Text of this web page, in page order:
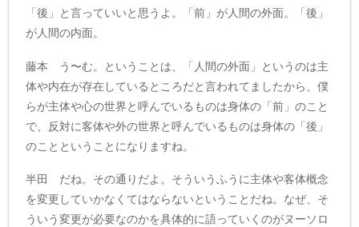
「後」と言っていいと思うよ。「前」が人間の外面。「後」
が人間の内面。
藤本 う〜む。ということは、「人間の外面」というのは主
体や内在が存在しているところだと言われてましたから、僕
らが主体や心の世界と呼んでいるものは身体の「前」のこと
で、反対に客体や外の世界と呼んでいるものは身体の「後」
のことということになりますね。
半田 だね。その通りだよ。そういうふうに主体や客体概念
を変更していかなくてはならないということだね。なぜ、そ
ういう変更が必要なのかを具体的に語っていくのがヌーソロ